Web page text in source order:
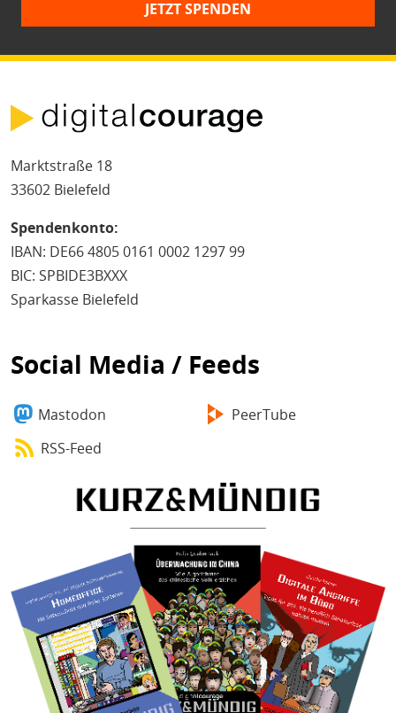
JETZT SPENDEN
Marktstraße 18
33602 Bielefeld
Spendenkonto:
IBAN: DE66 4805 0161 0002 1297 99
BIC: SPBIDE3BXXX
Sparkasse Bielefeld
Social Media / Feeds
Mastodon
PeerTube
RSS-Feed